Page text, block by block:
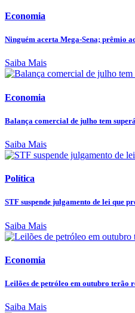
Economia
Ninguém acerta Mega-Sena; prêmio
Saiba Mais
Economia
Balança comercial de julho tem
Saiba Mais
Política
STF suspende julgamento de lei que
Saiba Mais
Economia
Leilões de petróleo em outubro terão
Saiba Mais